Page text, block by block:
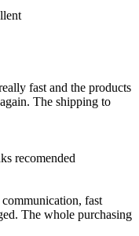
fast and the products
The shipping to
recomended
fast
The whole purchasing